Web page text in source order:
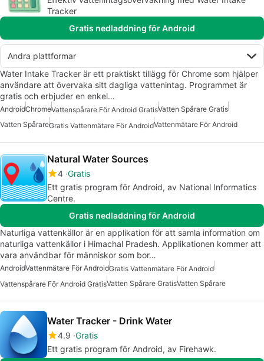
Tracker
Gratis nedladdning för Android
Andra plattformar
Water Intake Tracker är ett praktiskt tillägg för Chrome som hjälper
användare att övervaka sitt dagliga vattenintag. Programmet är
gratis och erbjuder en enkel…
AndroidChromeVattenspårare För Android GratisVatten Spårare Gratis
Vatten SpårareGratis Vattenmätare För AndroidVattenmätare För Android
Natural Water Sources
4 Gratis
Ett gratis program för Android, av National Informatics
Centre.
Gratis nedladdning för Android
Naturliga vattenkällor är en applikation för att samla information om
naturliga vattenkällor i Himachal Pradesh. Applikationen kommer att
vara användbar för människor som bor…
AndroidVattenmätare För AndroidGratis Vattenmätare För Android
Vattenspårare För Android GratisVatten Spårare GratisVatten Spårare
Water Tracker - Drink Water
4.9 Gratis
Ett gratis program för Android, av Firehawk.